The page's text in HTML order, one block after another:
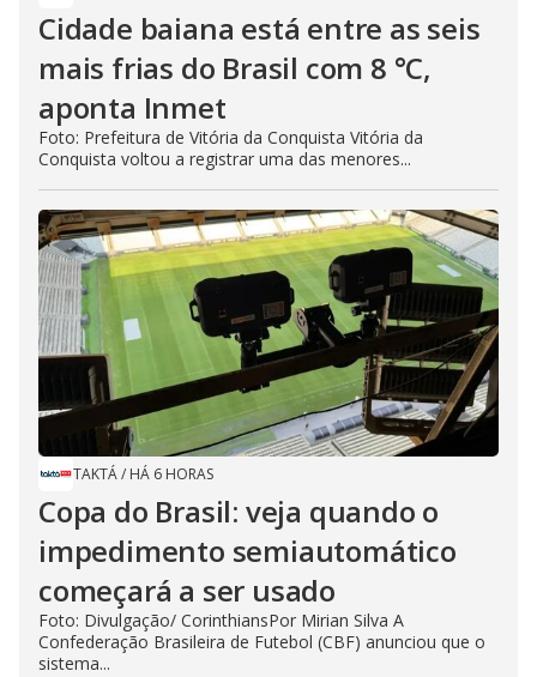
Cidade baiana está entre as seis
mais frias do Brasil com 8 °C,
aponta Inmet
Foto: Prefeitura de Vitória da Conquista Vitória da
Conquista voltou a registrar uma das menores...
TAKTÁ/ HÁ 6 HORAS
Copa do Brasil: veja quando o
impedimento semiautomático
começará a ser usado
Foto: Divulgação/ CorinthiansPor Mirian Silva A
Confederação Brasileira de Futebol (CBF) anunciou que o
sistema...